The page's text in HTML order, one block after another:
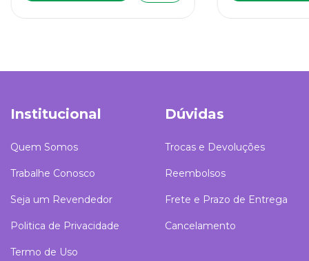
Institucional
Quem Somos
Trabalhe Conosco
Seja um Revendedor
Politica de Privacidade
Termo de Uso
Dúvidas
Trocas e Devoluções
Reembolsos
Frete e Prazo de Entrega
Cancelamento